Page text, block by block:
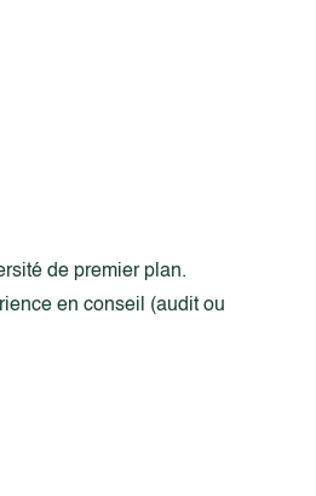
de premier plan.
en conseil (audit ou